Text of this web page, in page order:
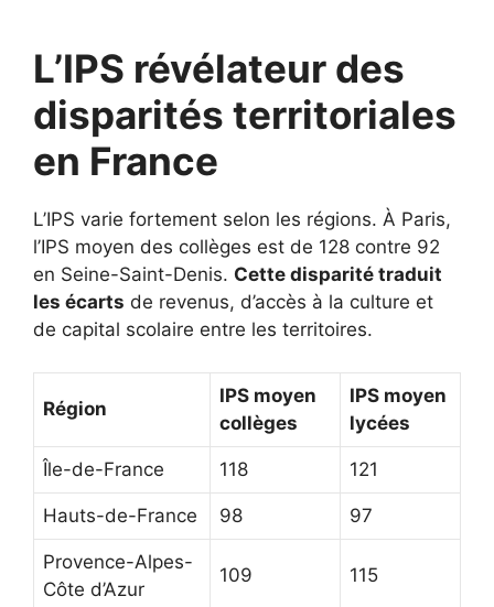
L’IPS révélateur des
disparités territoriales
en France
L’IPS varie fortement selon les régions. À Paris,
l’IPS moyen des collèges est de 128 contre 92
en Seine-Saint-Denis. Cette disparité traduit
les écarts de revenus, d’accès à la culture et
de capital scolaire entre les territoires.
Région
IPS moyen
collèges
IPS moyen
lycées
Île-de-France 118 121
Hauts-de-France 98 97
Provence-Alpes-
Côte d’Azur
109 115